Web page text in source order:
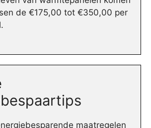
de €175,00 tot €350,00 per
maatregelen